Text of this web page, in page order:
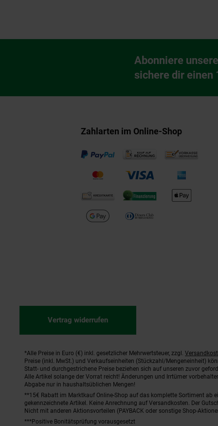
Newsletter
Abonniere
sichere dir einen
Zahlarten im Online-Shop
Vertrag widerrufen
Fußnoten
*Alle Preise in Euro (€) inkl. gesetzlicher Mehrwertsteuer, zzgl.
Preise (inkl. MwSt.) und Verkaufseinheiten (Stückzahl/Mengeneinheit)
Statt- und durchgestrichene Preise beziehen sich auf unseren zuvor
Alle Artikel solange der Vorrat reicht! Änderungen und Irrtümer
Abgabe nur in haushaltsüblichen Mengen!
**15€ Rabatt im Marktkauf Online-Shop auf das komplette Sortiment ab
gekennzeichnete Artikel. Keine Anrechnung auf Versandkosten. Der
Nicht mit anderen Aktionsvorteilen (PAYBACK oder sonstige Shop-
***Positive Bonitätsprüfung vorausgesetzt